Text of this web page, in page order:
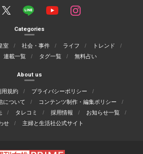
Categories
室 社会・事件 ライフ
トレンド
連載一覧 タグ一覧 無料占い
About us
用規約
プライバシーポリシー
について
コンテンツ制作・編集ポリシー
タレコミ 採用情報
お知らせ一覧
せ
主婦と生活社公式サイト